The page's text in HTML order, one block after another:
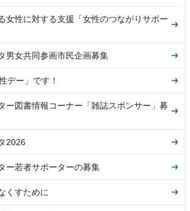
女性に対する支援「女性のつながりサポー
男女共同参画市民企画募集
デー」です！
ー図書情報コーナー「雑誌スポンサー」募
2026
ー若者サポーターの募集
くすために